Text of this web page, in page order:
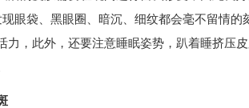
眼袋、黑眼圈、暗沉、细纹都会毫不留情
力，此外，还要注意睡眠姿势，趴着睡挤压